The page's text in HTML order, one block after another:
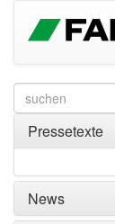
Pressetexte
News